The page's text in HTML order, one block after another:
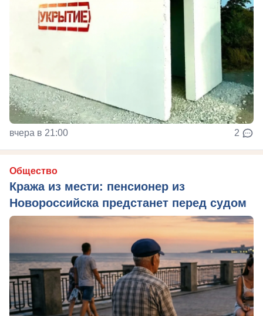
вчера в 21:00 2
Общество
Кража из мести: пенсионер из
Новороссийска предстанет перед судом